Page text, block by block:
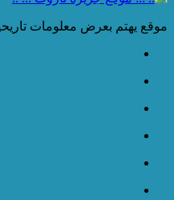
موقع يهتم بعرض معلومات